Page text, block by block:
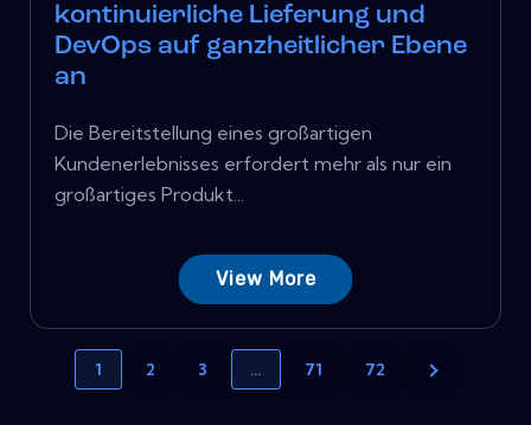
kontinuierliche Lieferung und
DevOps auf ganzheitlicher Ebene
an
Die Bereitstellung eines großartigen
Kundenerlebnisses erfordert mehr als nur ein
großartiges Produkt...
View More
1 2 3 … 71 72